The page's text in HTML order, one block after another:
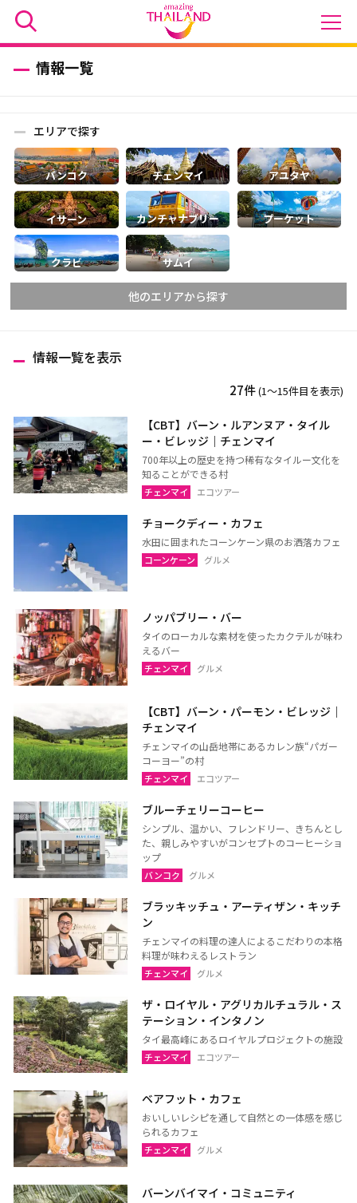
情報一覧
エリアで探す
バンコク チェンマイ アユタヤ
イサーン カンチャナブリー プーケット
クラビ サムイ
他のエリアから探す
ランパーン
ランプーン
スコータイ
ターク
カンペーンペット
ピッサヌローク
ナコーンサワン
ナーン
パヤオ
ペッチャブーン
ピチット
ウッタラディット
ウタイターニー
ウドーンターニー
コーンケーン
ナコーンラーチャシーマー
（コラート）
ウボンラーチャターニー
ルーイ
サコンナコーン
ナコーンパノム
ノーンカーイ
ノーンブアランプー
ブンカーン
ムックダーハーン
ローイエット
マハーサーラカーム
ブリーラム
ヤソートーン
シーサケート
チャイヤプーム
北イサーン
南イサーン
パタヤ（チョンブリー）
トラート
ラヨーン（サメット島）
チャンタブリー
サケーオ
チャチューンサオ
プラーチーンブリー
ナコーンナーヨック
バンコク
サムットソンクラーム
アユタヤ
カンチャナブリー
ホアヒン（プラチュアッブ
情報一覧を表示
27件(1〜15件目を表示)
【CBT】バーン・ルアンヌア・タイル
ー・ビレッジ｜チェンマイ
700年以上の歴史を持つ稀有なタイルー文化を
知ることができる村
チェンマイ エコツアー
チョークディー・カフェ
水田に囲まれたコーンケーン県のお洒落カフェ
コーンケーン グルメ
ノッパブリー・バー
タイのローカルな素材を使ったカクテルが味わ
えるバー
チェンマイ グルメ
【CBT】バーン・パーモン・ビレッジ｜
チェンマイ
チェンマイの山岳地帯にあるカレン族“パガー
コーヨー”の村
チェンマイ エコツアー
ブルーチェリーコーヒー
シンプル、温かい、フレンドリー、きちんとし
た、親しみやすいがコンセプトのコーヒーショ
ップ
バンコク グルメ
ブラッキッチュ・アーティザン・キッチ
ン
チェンマイの料理の達人によるこだわりの本格
料理が味わえるレストラン
チェンマイ グルメ
ザ・ロイヤル・アグリカルチュラル・ス
テーション・インタノン
タイ最高峰にあるロイヤルプロジェクトの施設
チェンマイ エコツアー
ベアフット・カフェ
おいしいレシピを通して自然との一体感を感じ
られるカフェ
チェンマイ グルメ
バーンバイマイ・コミュニティ